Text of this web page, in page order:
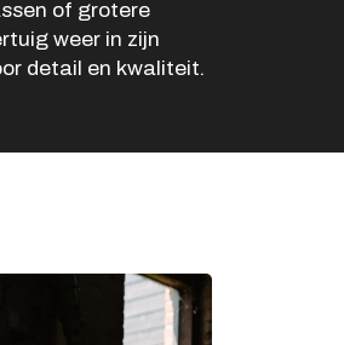
of grotere
weer in zijn
detail en kwaliteit.